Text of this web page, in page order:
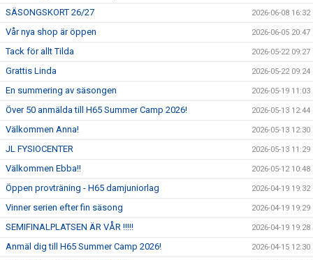
SÄSONGSKORT 26/27 2026-06-08 16:32
Vår nya shop är öppen 2026-06-05 20:47
Tack för allt Tilda 2026-05-22 09:27
Grattis Linda 2026-05-22 09:24
En summering av säsongen 2026-05-19 11:03
Över 50 anmälda till H65 Summer Camp 2026! 2026-05-13 12:44
Välkommen Anna! 2026-05-13 12:30
JL FYSIOCENTER 2026-05-13 11:29
Välkommen Ebba!! 2026-05-12 10:48
Öppen provträning - H65 damjuniorlag 2026-04-19 19:32
Vinner serien efter fin säsong 2026-04-19 19:29
SEMIFINALPLATSEN ÄR VÅR !!!!! 2026-04-19 19:28
Anmäl dig till H65 Summer Camp 2026! 2026-04-15 12:30